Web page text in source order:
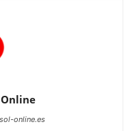
online.es